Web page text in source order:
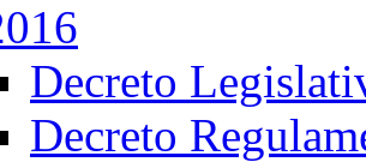
Decreto
Decreto